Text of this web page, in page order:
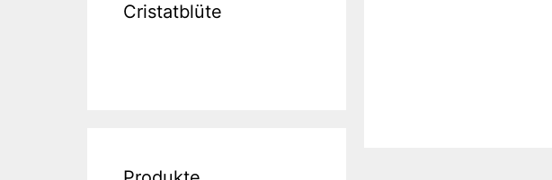
Cristatblüte